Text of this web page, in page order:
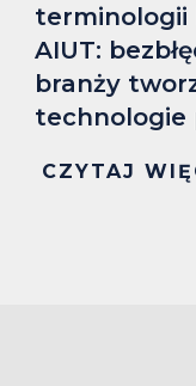
terminologii
AIUT:
branży
technologie
CZYTAJ